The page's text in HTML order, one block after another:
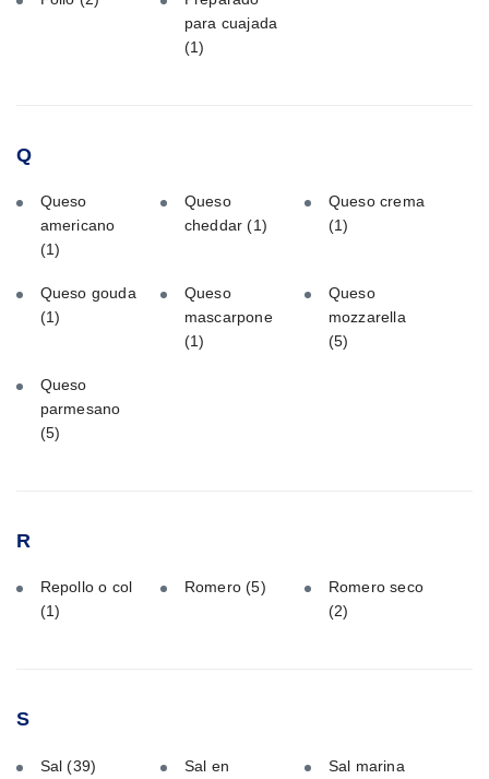
para cuajada
(1)
Q
Queso
americano
(1)
Queso
cheddar(1)
Queso crema
(1)
Queso gouda
(1)
Queso
mascarpone
(1)
Queso
mozzarella
(5)
Queso
parmesano
(5)
R
Repollo o col
(1)
Romero(5)
Romero seco
(2)
S
Sal(39)
Sal en
Sal marina